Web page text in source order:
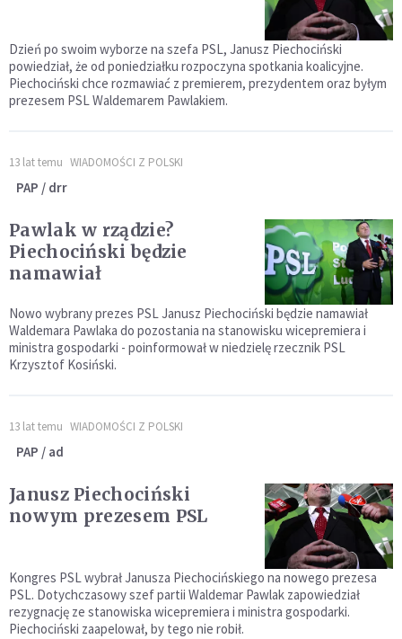
Dzień po swoim wyborze na szefa PSL, Janusz Piechociński
powiedział, że od poniedziałku rozpoczyna spotkania koalicyjne.
Piechociński chce rozmawiać z premierem, prezydentem oraz byłym
prezesem PSL Waldemarem Pawlakiem.
13 lat temu WIADOMOŚCI Z POLSKI
PAP / drr
Pawlak w rządzie?
Piechociński będzie
namawiał
Nowo wybrany prezes PSL Janusz Piechociński będzie namawiał
Waldemara Pawlaka do pozostania na stanowisku wicepremiera i
ministra gospodarki - poinformował w niedzielę rzecznik PSL
Krzysztof Kosiński.
13 lat temu WIADOMOŚCI Z POLSKI
PAP / ad
Janusz Piechociński
nowym prezesem PSL
Kongres PSL wybrał Janusza Piechocińskiego na nowego prezesa
PSL. Dotychczasowy szef partii Waldemar Pawlak zapowiedział
rezygnację ze stanowiska wicepremiera i ministra gospodarki.
Piechociński zaapelował, by tego nie robił.